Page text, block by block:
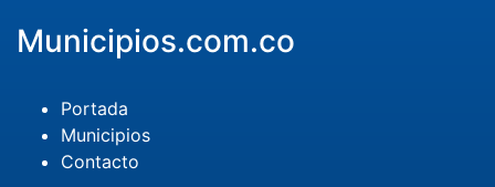
Municipios.com.co
Portada
Municipios
Contacto